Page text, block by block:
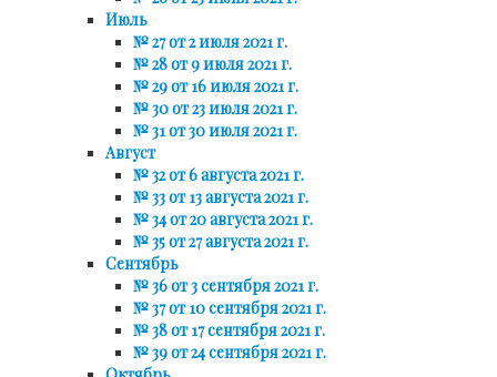
Июль
№ 27 от 2 июля 2021 г.
№ 28 от 9 июля 2021 г.
№ 29 от 16 июля 2021 г.
№ 30 от 23 июля 2021 г.
№ 31 от 30 июля 2021 г.
Август
№ 32 от 6 августа 2021 г.
№ 33 от 13 августа 2021 г.
№ 34 от 20 августа 2021 г.
№ 35 от 27 августа 2021 г.
Сентябрь
№ 36 от 3 сентября 2021 г.
№ 37 от 10 сентября 2021 г.
№ 38 от 17 сентября 2021 г.
№ 39 от 24 сентября 2021 г.